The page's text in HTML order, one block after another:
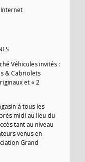
Internet
Véhicules invités :
& Cabriolets
et « 2
à tous les
midi au lieu du
tant au niveau
venus en
Grand